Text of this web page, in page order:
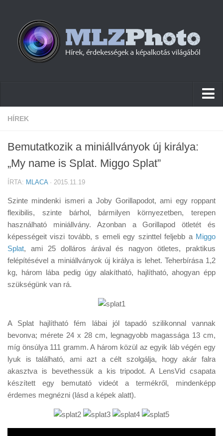
Hírek
Cikkek
Szoftver
Tudástár
Tanácsok
Érdekességek
Helyszíni Riport
E-BB
HÍREK
Bemutatkozik a miniállványok új királya:
„My name is Splat. Miggo Splat”
ÍRTA: MLACA· 2015.11.19
Szinte mindenki ismeri a Joby Gorillapodot, ami egy roppant
flexibilis, szinte bárhol, bármilyen környezetben, terepen
használható miniállvány. Azonban a Gorillapod ötletét és
képességeit viszi tovább, s emeli egy szinttel feljebb a Miggo
Splat, ami 25 dolláros árával és nagyon ötletes, praktikus
felépítésével a miniállványok új királya is lehet. Teherbírása 1,2
kg, három lába pedig úgy alakítható, hajlítható, ahogyan épp
szükségünk van rá.
A Splat hajlítható fém lábai jól tapadó szilikonnal vannak
bevonva; mérete 24 x 28 cm, legnagyobb magassága 13 cm,
míg önsúlya 111 gramm. A három közül az egyik láb végén egy
lyuk is található, ami azt a célt szolgálja, hogy akár falra
akasztva is bevethessük a kis tripodot. A LensVid csapata
készített egy bemutató videót a termékről, mindenképp
érdemes megnézni (lásd a képek alatt).